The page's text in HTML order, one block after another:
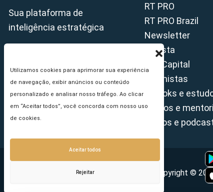
Utilizamos cookies para aprimorar sua experiência
de navegação, exibir anúncios ou conteúdo
personalizado e analisar nosso tráfego. Ao clicar
em “Aceitar todos”, você concorda com nosso uso
de cookies.
Aceitar todos
Rejeitar
Sua plataforma de
inteligência estratégica
RT PRO
RT PRO Brazil
Newsletter
Revista
Tax Capital
Colunistas
E-books e
Cursos e
Vídeos e
Copyright ©